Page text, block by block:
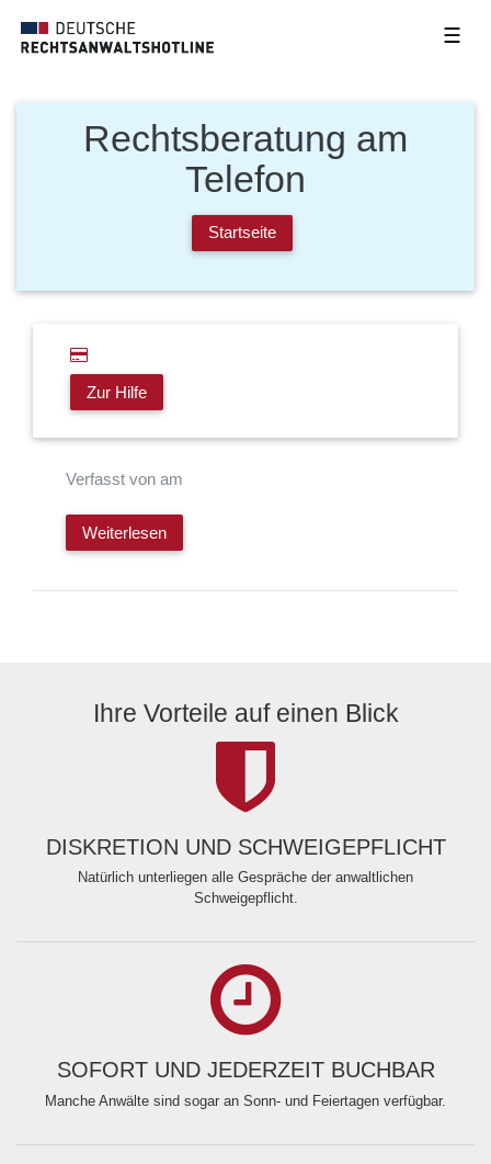
☰
Rechtsberatung am
Telefon
Startseite
Zur Hilfe
Verfasst von am
Weiterlesen
Ihre Vorteile auf einen Blick
DISKRETION UND SCHWEIGEPFLICHT
Natürlich unterliegen alle Gespräche der anwaltlichen
Schweigepflicht.
SOFORT UND JEDERZEIT BUCHBAR
Manche Anwälte sind sogar an Sonn- und Feiertagen verfügbar.